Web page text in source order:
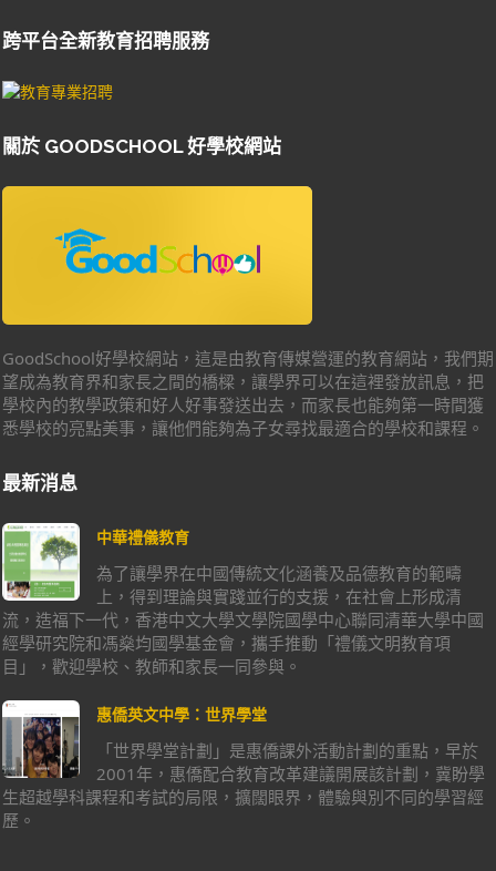
跨平台全新教育招聘服務
關於 GOODSCHOOL 好學校網站
GoodSchool好學校網站，這是由教育傳媒營運的教育網站，我們期
望成為教育界和家長之間的橋樑，讓學界可以在這裡發放訊息，把
學校內的教學政策和好人好事發送出去，而家長也能夠第一時間獲
悉學校的亮點美事，讓他們能夠為子女尋找最適合的學校和課程。
最新消息
中華禮儀教育
為了讓學界在中國傳統文化涵養及品德教育的範疇
上，得到理論與實踐並行的支援，在社會上形成清
流，造福下一代，香港中文大學文學院國學中心聯同清華大學中國
經學研究院和馮燊均國學基金會，攜手推動「禮儀文明教育項
目」，歡迎學校、教師和家長一同參與。
惠僑英文中學：世界學堂
「世界學堂計劃」是惠僑課外活動計劃的重點，早於
2001年，惠僑配合教育改革建議開展該計劃，冀盼學
生超越學科課程和考試的局限，擴闊眼界，體驗與別不同的學習經
歷。